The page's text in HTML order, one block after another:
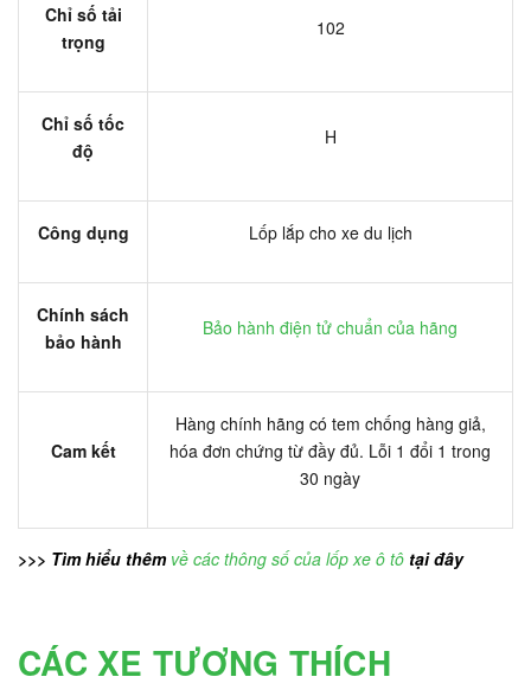
Chỉ số tải
trọng
102
Chỉ số tốc
độ
H
Công dụng Lốp lắp cho xe du lịch
Chính sách
bảo hành
Bảo hành điện tử chuẩn của hãng
Cam kết
Hàng chính hãng có tem chống hàng giả,
hóa đơn chứng từ đầy đủ. Lỗi 1 đổi 1 trong
30 ngày
>>> Tìm hiểu thêm về các thông số của lốp xe ô tô tại đây
CÁC XE TƯƠNG THÍCH